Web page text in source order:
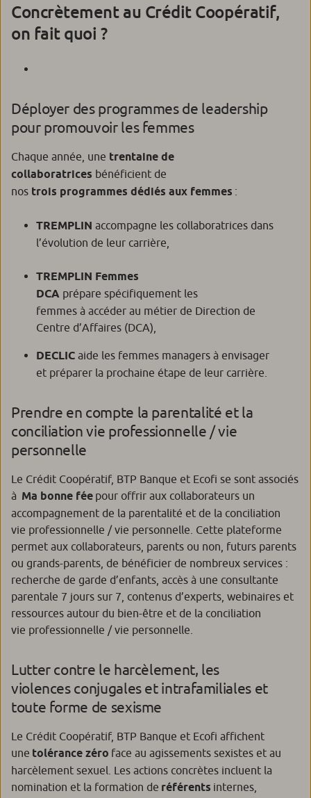
Concrètement au Crédit Coopératif,
on fait quoi ?
Déployer des programmes de leadership
pour promouvoir les femmes
Chaque année, une trentaine de
collaboratrices bénéficient de
nos trois programmes dédiés aux femmes :
TREMPLIN accompagne les collaboratrices dans
l’évolution de leur carrière,
TREMPLIN Femmes
DCA prépare spécifiquement les
femmes à accéder au métier de Direction de
Centre d’Affaires (DCA),
DECLIC aide les femmes managers à envisager
et préparer la prochaine étape de leur carrière.
Prendre en compte la parentalité et la
conciliation vie professionnelle / vie
personnelle
Le Crédit Coopératif, BTP Banque et Ecofi se sont associés
à Ma bonne fée pour offrir aux collaborateurs un
accompagnement de la parentalité et de la conciliation
vie professionnelle / vie personnelle. Cette plateforme
permet aux collaborateurs, parents ou non, futurs parents
ou grands-parents, de bénéficier de nombreux services :
recherche de garde d’enfants, accès à une consultante
parentale 7 jours sur 7, contenus d’experts, webinaires et
ressources autour du bien-être et de la conciliation
vie professionnelle / vie personnelle.
Lutter contre le harcèlement, les
violences conjugales et intrafamiliales et
toute forme de sexisme
Le Crédit Coopératif, BTP Banque et Ecofi affichent
une tolérance zéro face au agissements sexistes et au
harcèlement sexuel. Les actions concrètes incluent la
nomination et la formation de référents internes,